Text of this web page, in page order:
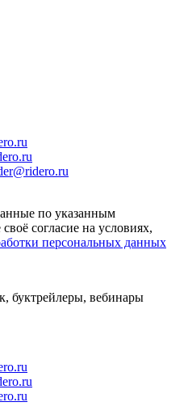
по указанным
согласие на условиях,
персональных данных
буктрейлеры, вебинары